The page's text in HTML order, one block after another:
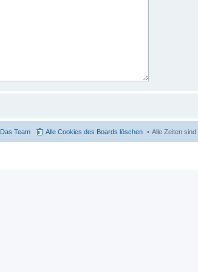
Alle Zeiten sind
Alle Cookies des Boards löschen
Das Team